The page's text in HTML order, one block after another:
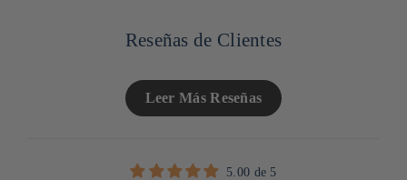
Reseñas de Clientes
Leer Más Reseñas
5.00 de 5